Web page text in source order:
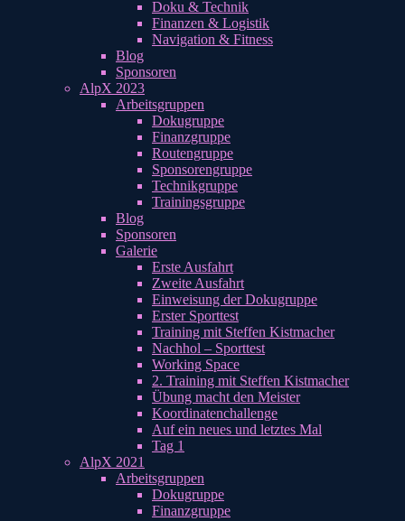
Doku & Technik
Finanzen & Logistik
Navigation & Fitness
Blog
Sponsoren
AlpX 2023
Arbeitsgruppen
Dokugruppe
Finanzgruppe
Routengruppe
Sponsorengruppe
Technikgruppe
Trainingsgruppe
Blog
Sponsoren
Galerie
Erste Ausfahrt
Zweite Ausfahrt
Einweisung der Dokugruppe
Erster Sporttest
Training mit Steffen Kistmacher
Nachhol – Sporttest
Working Space
2. Training mit Steffen Kistmacher
Übung macht den Meister
Koordinatenchallenge
Auf ein neues und letztes Mal
Tag 1
AlpX 2021
Arbeitsgruppen
Dokugruppe
Finanzgruppe